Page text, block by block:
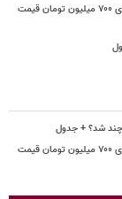
خرید آپارتمان با قیمت‌های عجیب و غریب/ این خانه در تهران متری ۷۰۰ میلیون تومان قیمت
خرید آپارتمان با قیمت‌های عجیب و غریب/ این خانه در تهران متری ۷۰۰ میلیون تومان قیمت